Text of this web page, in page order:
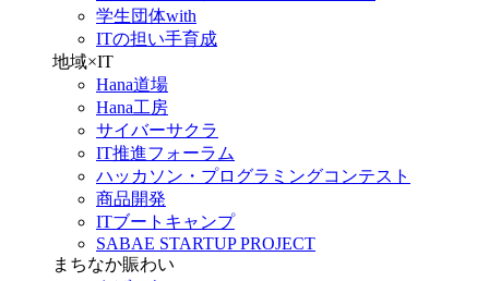
学生団体with
ITの担い手育成
地域×IT
Hana道場
Hana工房
サイバーサクラ
IT推進フォーラム
ハッカソン・プログラミングコンテスト
商品開発
ITブートキャンプ
SABAE STARTUP PROJECT
まちなか賑わい